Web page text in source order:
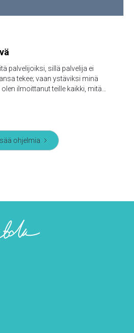
palvelijoiksi, sillä palvelija ei
tekee; vaan ystäviksi minä
ilmoittanut teille kaikki, mitä
ohjelmia